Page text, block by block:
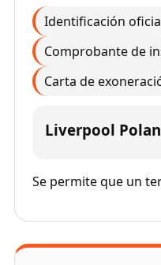
Identificación
Comprobante de
Carta de
Liverpool
Se permite que un